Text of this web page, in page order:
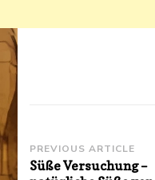
Post
PREVIOUS ARTICLE
Süße Versuchung –